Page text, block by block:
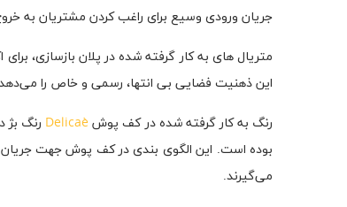
جریان ورودی وسیع برای راغب کردن مشتریان به
متریال های به کار گرفته شده در پلان بازسازی،
این ذهنیت فضایی بی انتها، رسمی و خاص را
رنگ به کار گرفته شده در کف پوش Delicaè رنگ بژ
بوده است. این الگوی بندی در کف پوش جهت جریان
می‌گیرند.